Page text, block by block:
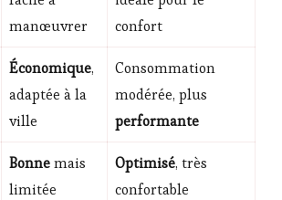
manœuvrer
confort
Économique,
adaptée à la
ville
Consommation
modérée, plus
performante
Bonnemais
limitée
Optimisé, très
confortable